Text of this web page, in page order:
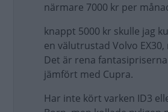
närmare 7000 kr per
knappt 5000 kr skulle jag
en välutrustad Volvo EX30,
Det är rena
jämfört med Cupra.
Har inte kört varken ID3